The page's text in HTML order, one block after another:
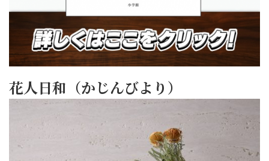
花人日和（かじんびより）